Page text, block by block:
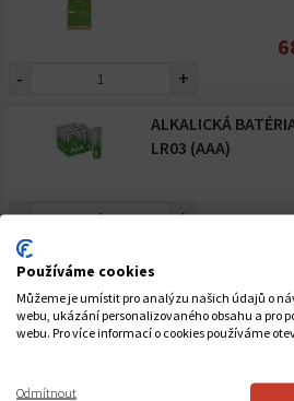
- +
ALKALICKÁ
LR03 (AAA)
- +
Používáme cookies
Můžeme je umístit pro analýzu našich údajů o
webu, ukázání personalizovaného obsahu a pro
webu. Pro více informací o cookies používáme
Odmítnout